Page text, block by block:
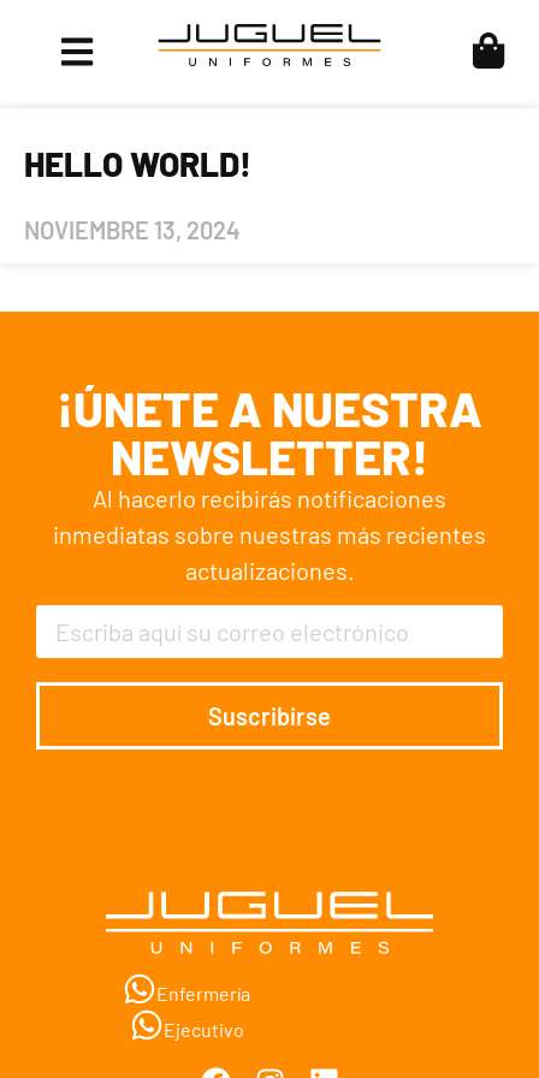
HELLO WORLD!
NOVIEMBRE 13, 2024
¡ÚNETE A NUESTRA
NEWSLETTER!
Al hacerlo recibirás notificaciones
inmediatas sobre nuestras más recientes
actualizaciones.
Suscribirse
Enfermería
Ejecutivo